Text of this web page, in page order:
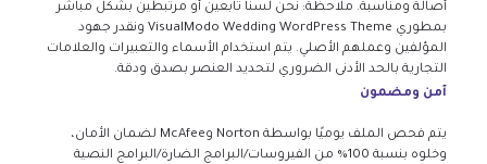
أصالة ومناسبة. ملاحظة: نحن لسنا تابعين أو مرتبطين بشكل مباشر
بمطوري VisualModo Wedding WordPress Theme ونقدر جهود
المؤلفين وعملهم الأصلي. يتم استخدام الأسماء والتعبيرات والعلامات
التجارية بالحد الأدنى الضروري لتحديد العنصر بصدق ودقة.
آمن ومضمون
يتم فحص الملف يوميًا بواسطة Norton وMcAfee لضمان الأمان،
وخلوه بنسبة 100% من الفيروسات/البرامج الضارة/البرامج النصية